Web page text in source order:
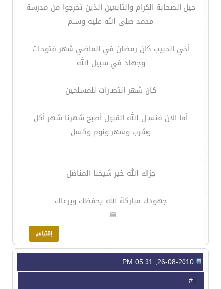
جيل الصحابة الكرام والتابعين الذين تخرجوا من مدرسة
محمد صلى الله عليه وسلم
أخي الحبيب كان رمضان في الماضي شهر فتوحات
وجهاد في سبيل الله
كان شهر انتصارات للمسلمين
أما الان فنسأل الله القبول أصبح شهرنا شهر أكل
وشرب وسهر ونوم وكسل
جزاك الله خير شيخنا المناضل
جهودك مباركة الله يحفظك ويرعاك
3